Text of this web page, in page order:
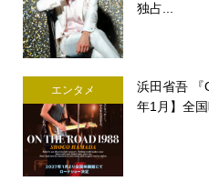
独占...
エンタメ
浜田省吾 『
年1月】全